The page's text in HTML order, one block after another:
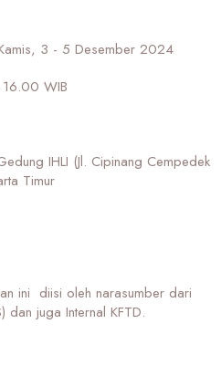
3 - 5 Desember 2024
WIB
IHLI (Jl. Cipinang Cempedek
Timur
ini diisi oleh narasumber dari
dan juga Internal KFTD.